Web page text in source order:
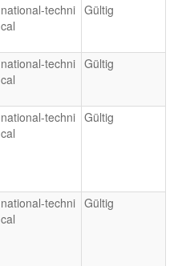
national-techni
cal
Gültig
national-techni
cal
Gültig
national-techni
cal
Gültig
national-techni
cal
Gültig